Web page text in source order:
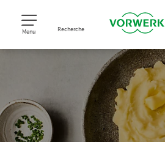
Menu Recherche